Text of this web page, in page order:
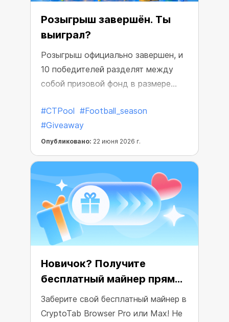
Розыгрыш завершён. Ты
выиграл?
Розыгрыш официально завершен, и
10 победителей разделят между
собой призовой фонд в размере
#CTPool #Football_season
#Giveaway
Опубликовано: 22 июня 2026 г.
Новичок? Получите
бесплатный майнер прямо
сейчас!
Заберите свой бесплатный майнер в
CryptoTab Browser Pro или Max! Не